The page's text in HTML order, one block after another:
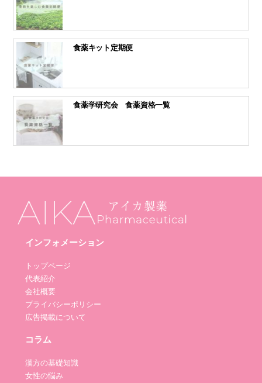
食薬キット定期便
食薬学研究会 食薬資格一覧
インフォメーション
トップページ
代表紹介
会社概要
プライバシーポリシー
広告掲載について
コラム
漢方の基礎知識
女性の悩み